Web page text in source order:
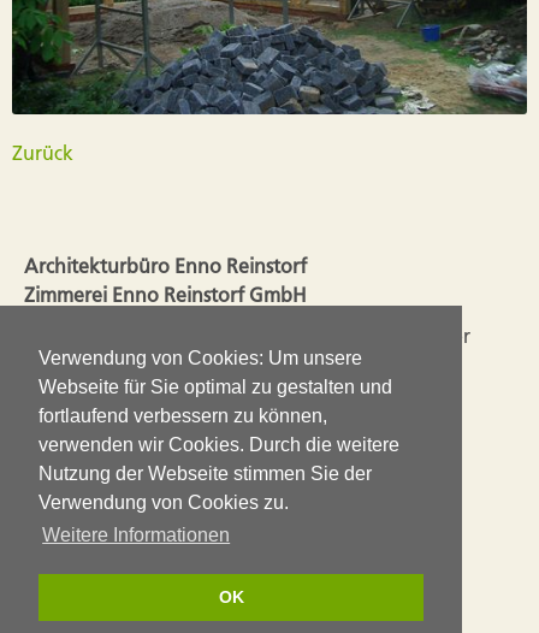
Verwendung von Cookies: Um unsere
Webseite für Sie optimal zu gestalten und
fortlaufend verbessern zu können,
verwenden wir Cookies. Durch die weitere
Nutzung der Webseite stimmen Sie der
Verwendung von Cookies zu.
Weitere Informationen
OK
Zurück
Architekturbüro Enno Reinstorf
Zimmerei Enno Reinstorf GmbH
Seit 2003 liegen Planung und Ausführung in einer
Hand. So ergänzen sich die Erfahrungen aus dem
Handwerk mit den Ansprüchen einer guten
Architektur.
Impressum
Datenschutz
info@enno-reinstorf.de